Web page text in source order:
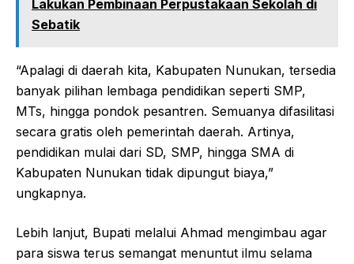
Lakukan Pembinaan Perpustakaan Sekolah di
Sebatik
“Apalagi di daerah kita, Kabupaten Nunukan, tersedia
banyak pilihan lembaga pendidikan seperti SMP,
MTs, hingga pondok pesantren. Semuanya difasilitasi
secara gratis oleh pemerintah daerah. Artinya,
pendidikan mulai dari SD, SMP, hingga SMA di
Kabupaten Nunukan tidak dipungut biaya,”
ungkapnya.
Lebih lanjut, Bupati melalui Ahmad mengimbau agar
para siswa terus semangat menuntut ilmu selama